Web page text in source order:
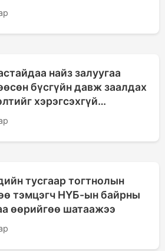
нуусан хэрэг илэрчээ
найз залуугаа
бүсгүйн давж заалдах
хэрэгсэхгүй
тусгаар тогтнолын
тэмцэгч НҮБ-ын байрны
өөрийгөө шатаажээ